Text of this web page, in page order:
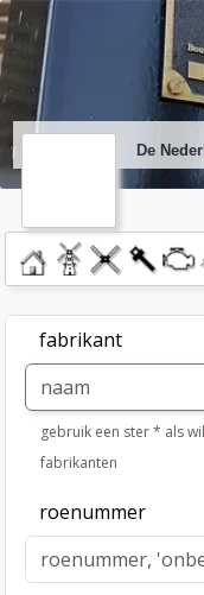
ga direct naar de inhoud
Nederlandse
vorige
De
homemolendatabase
fabrikant
gebruik een ster * als
fabrikanten
roenummer